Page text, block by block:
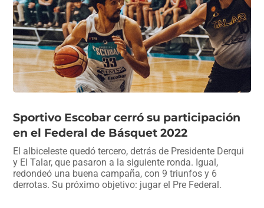
Sportivo Escobar cerró su participación
en el Federal de Básquet 2022
El albiceleste quedó tercero, detrás de Presidente Derqui
y El Talar, que pasaron a la siguiente ronda. Igual,
redondeó una buena campaña, con 9 triunfos y 6
derrotas. Su próximo objetivo: jugar el Pre Federal.